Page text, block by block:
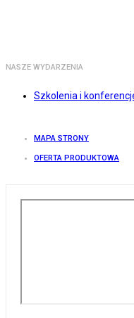
NASZE WYDARZENIA
Szkolenia i
MAPA STRONY
OFERTA PRODUKTOWA